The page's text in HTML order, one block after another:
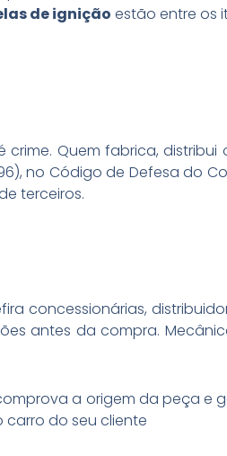
de ignição estão entre os
Quem fabrica,
no Código de Defesa do
terceiros.
concessionárias,
antes da compra.
a origem da peça
do seu cliente